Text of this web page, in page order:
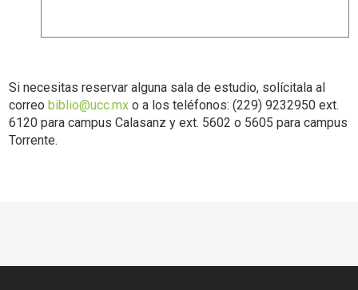
Si necesitas reservar alguna sala de estudio, solícitala al
correobiblio@ucc.mx o a los teléfonos: (229) 9232950 ext.
6120 para campus Calasanz y ext. 5602 o 5605 para campus
Torrente.